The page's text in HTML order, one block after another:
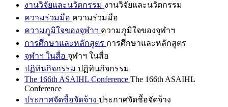
งานวิจัยและนวัตกรรม งานวิจัยและนวัตกรรม
ความร่วมมือ ความร่วมมือ
ความภูมิใจของจุฬาฯ ความภูมิใจของจุฬาฯ
การศึกษาและหลักสูตร การศึกษาและหลักสูตร
จุฬาฯ ในสื่อ จุฬาฯ ในสื่อ
ปฏิทินกิจกรรม ปฏิทินกิจกรรม
The 166th ASAIHL Conference The 166th ASAIHL
Conference
ประกาศจัดซื้อจัดจ้าง ประกาศจัดซื้อจัดจ้าง